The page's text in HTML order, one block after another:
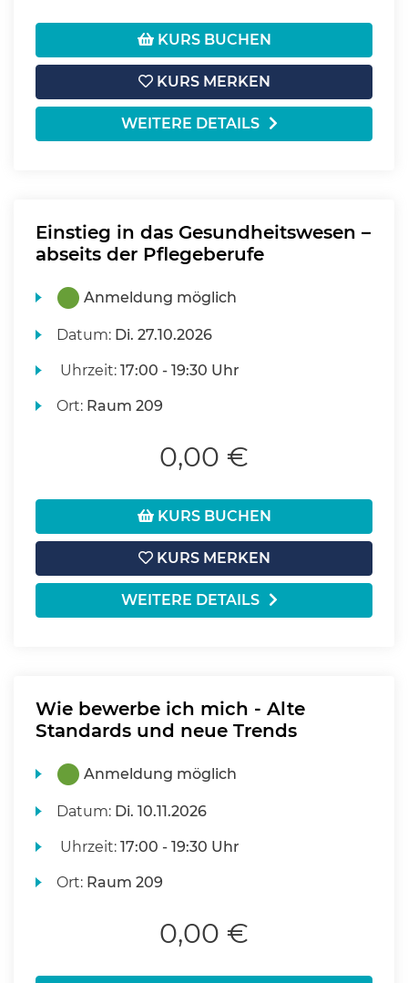
KURS BUCHEN
KURS MERKEN
WEITERE DETAILS
Einstieg in das Gesundheitswesen –
abseits der Pflegeberufe
Anmeldung möglich
Datum: Di. 27.10.2026
Uhrzeit:17:00 - 19:30 Uhr
Ort: Raum 209
0,00 €
KURS BUCHEN
KURS MERKEN
WEITERE DETAILS
Wie bewerbe ich mich - Alte
Standards und neue Trends
Anmeldung möglich
Datum: Di. 10.11.2026
Uhrzeit:17:00 - 19:30 Uhr
Ort: Raum 209
0,00 €